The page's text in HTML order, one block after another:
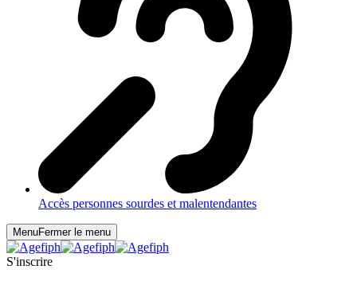
Accès personnes sourdes et malentendantes
MenuFermer le menu
S'inscrire